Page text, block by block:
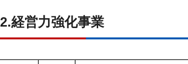
2.経営力強化事業